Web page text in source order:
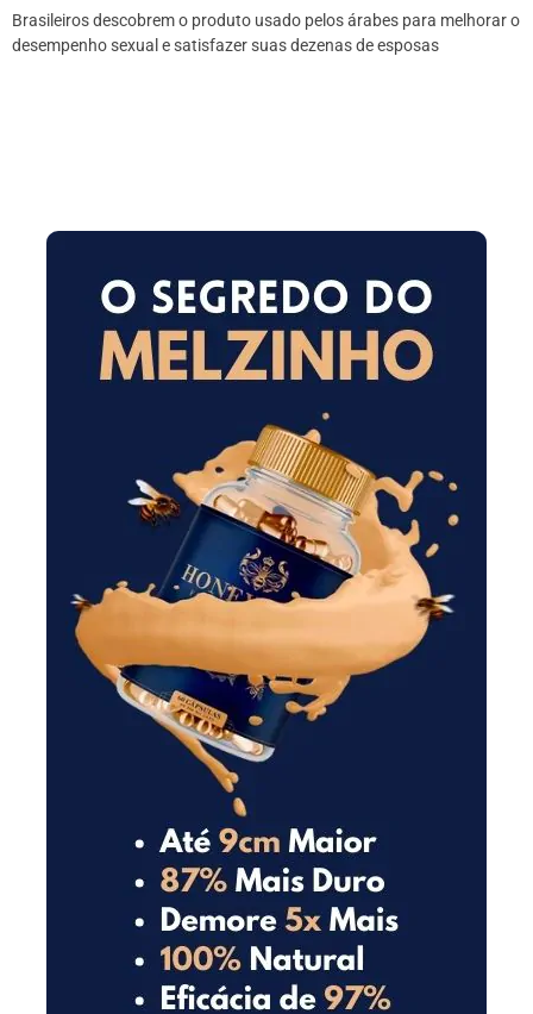
Brasileiros descobrem o produto usado pelos árabes para melhorar o
desempenho sexual e satisfazer suas dezenas de esposas